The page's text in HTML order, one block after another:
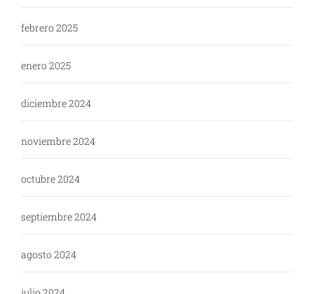
febrero 2025
enero 2025
diciembre 2024
noviembre 2024
octubre 2024
septiembre 2024
agosto 2024